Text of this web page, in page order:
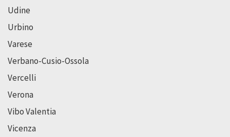
Udine
Urbino
Varese
Verbano-Cusio-Ossola
Vercelli
Verona
Vibo Valentia
Vicenza